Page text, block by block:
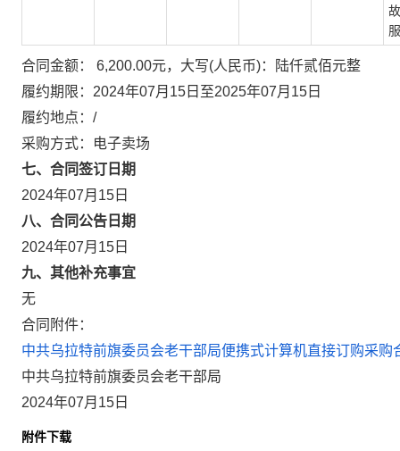
合同金额： 6,200.00元，大写(人民币)：陆仟贰佰元整
履约期限：2024年07月15日至2025年07月15日
履约地点：/
采购方式：电子卖场
七、合同签订日期
2024年07月15日
八、合同公告日期
2024年07月15日
九、其他补充事宜
无
合同附件：
中共乌拉特前旗委员会老干部局便携式计算机直接订购采购
中共乌拉特前旗委员会老干部局
2024年07月15日
附件下载